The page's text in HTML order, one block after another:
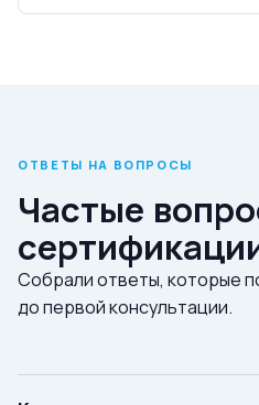
ОТВЕТЫ НА ВОПРОСЫ
Частые
Собрали ответы, которые
до первой консультации.